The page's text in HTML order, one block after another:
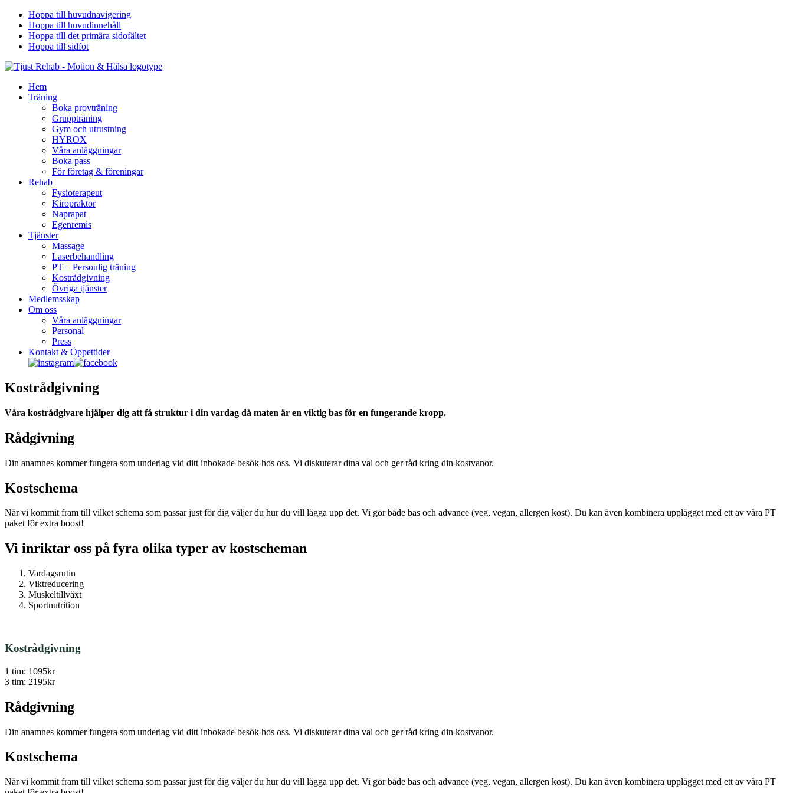
Hoppa till huvudnavigering
Hoppa till huvudinnehåll
Hoppa till det primära sidofältet
Hoppa till sidfot
Hem
Träning
Boka provträning
Gruppträning
Gym och utrustning
HYROX
Våra anläggningar
Boka pass
För företag & föreningar
Rehab
Fysioterapeut
Kiropraktor
Naprapat
Egenremis
Tjänster
Massage
Laserbehandling
PT – Personlig träning
Kostrådgivning
Övriga tjänster
Medlemsskap
Om oss
Våra anläggningar
Personal
Press
Kontakt & Öppettider
Kostrådgivning
Våra kostrådgivare hjälper dig att få struktur i din vardag då maten är en viktig bas för en fungerande kropp.
Rådgivning
Din anamnes kommer fungera som underlag vid ditt inbokade besök hos oss. Vi diskuterar dina val och ger råd kring din kostvanor.
Kostschema
När vi kommit fram till vilket schema som passar just för dig väljer du hur du vill lägga upp det. Vi gör både bas och advance (veg, vegan, allergen kost). Du kan även kombinera upplägget med ett av våra PT
paket för extra boost!
Vi inriktar oss på fyra olika typer av kostscheman
Vardagsrutin
Viktreducering
Muskeltillväxt
Sportnutrition
Kostrådgivning
1 tim: 1095kr
3 tim: 2195kr
Rådgivning
Din anamnes kommer fungera som underlag vid ditt inbokade besök hos oss. Vi diskuterar dina val och ger råd kring din kostvanor.
Kostschema
När vi kommit fram till vilket schema som passar just för dig väljer du hur du vill lägga upp det. Vi gör både bas och advance (veg, vegan, allergen kost). Du kan även kombinera upplägget med ett av våra PT